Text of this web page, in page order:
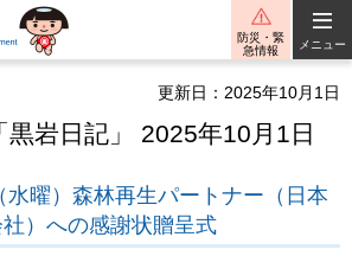
防災・緊
急情報
メニュー
更新日：2025年10月1日
岩日記」 2025年10月1日
曜）森林再生パートナー（日本
）への感謝状贈呈式